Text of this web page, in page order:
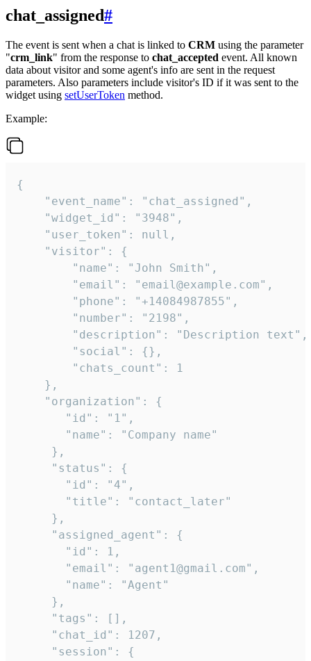
chat_assigned#
The event is sent when a chat is linked to CRM using the parameter
"crm_link" from the response to chat_accepted event. All known
data about visitor and some agent's info are sent in the request
parameters. Also parameters include visitor's ID if it was sent to the
widget using setUserToken method.
Example:
{
    "event_name": "chat_assigned",
    "widget_id": "3948",
    "user_token": null,
    "visitor": {
        "name": "John Smith",
        "email": "email@example.com",
        "phone": "+14084987855",
        "number": "2198",
        "description": "Description text",
        "social": {},
        "chats_count": 1
    },
    "organization": {
       "id": "1",
       "name": "Company name"
     },
     "status": {
       "id": "4",
       "title": "contact_later"
     },
     "assigned_agent": {
       "id": 1,
       "email": "agent1@gmail.com",
       "name": "Agent"
     },
     "tags": [],
     "chat_id": 1207,
     "session": {